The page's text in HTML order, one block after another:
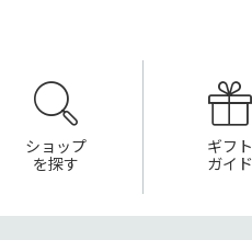
ショップ
を探す
ギフト
ガイド